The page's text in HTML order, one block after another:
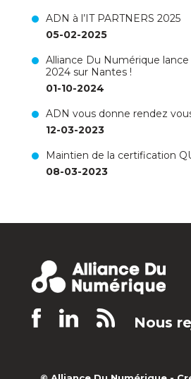
ADN à l’IT PARTNERS 2025
05-02-2025
Alliance Du Numérique
2024 sur Nantes !
01-10-2024
ADN vous donne rendez
12-03-2023
Maintien de la certification
08-03-2023
Nous